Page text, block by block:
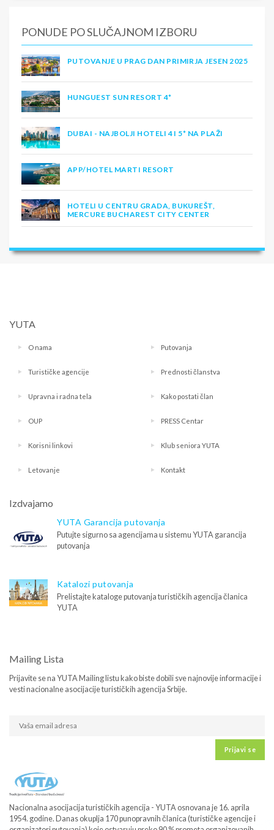
PONUDE PO SLUČAJNOM IZBORU
PUTOVANJE U PRAG DAN PRIMIRJA JESEN 2025
HUNGUEST SUN RESORT 4*
DUBAI - NAJBOLJI HOTELI 4 I 5* NA PLAŽI
APP/HOTEL MARTI RESORT
HOTELI U CENTRU GRADA, BUKUREŠT,
MERCURE BUCHAREST CITY CENTER
YUTA
O nama Putovanja
Turističke agencije Prednosti članstva
Upravna i radna tela Kako postati član
OUP PRESS Centar
Korisni linkovi Klub seniora YUTA
Letovanje Kontakt
Izdvajamo
YUTA Garancija putovanja
Putujte sigurno sa agencijama u sistemu YUTA garancija
putovanja
Katalozi putovanja
Prelistajte kataloge putovanja turističkih agencija članica
YUTA
Mailing Lista
Prijavite se na YUTA Mailing listu kako biste dobili sve najnovije informacije i
vesti nacionalne asocijacije turističkih agencija Srbije.
Prijavi se
Nacionalna asocijacija turističkih agencija - YUTA osnovana je 16. aprila
1954. godine. Danas okuplja 170 punopravnih članica (turističke agencije i